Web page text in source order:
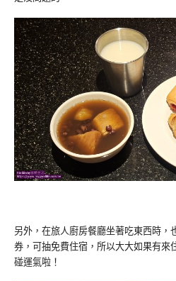
另外，在旅人廚房餐廳坐著吃東西時，
券，可抽免費住宿，所以大大如果有來
碰運氣啦！